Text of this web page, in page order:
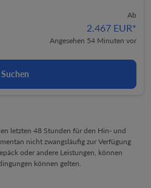
Ab
2.467 EUR*
Angesehen 54 Minuten vor
Suchen
letzten 48 Stunden für den Hin- und
nicht zwangsläufig zur Verfügung
oder andere Leistungen, können
können gelten.